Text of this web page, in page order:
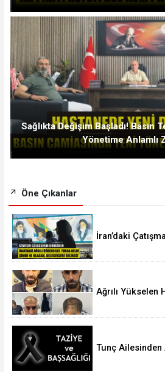
Sağlıkta Değişim Başladı! Basın
Yönetime Anlamlı
Öne Çıkanlar
İran’daki
Ağrılı Yükselen
Tunç Ailesinden